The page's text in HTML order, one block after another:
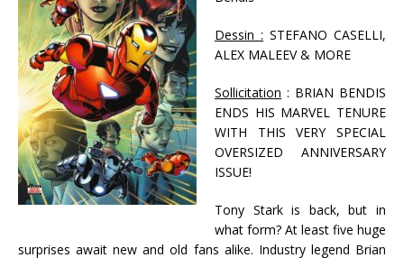
Dessin : STEFANO CASELLI,
ALEX MALEEV & MORE
Sollicitation : BRIAN BENDIS
ENDS HIS MARVEL TENURE
WITH THIS VERY SPECIAL
OVERSIZED ANNIVERSARY
ISSUE!
Tony Stark is back, but in
what form? At least five huge
surprises await new and old fans alike. Industry legend Brian